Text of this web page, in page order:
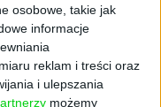
osobowe, takie jak
informacje
reklam i treści oraz
i ulepszania
możemy